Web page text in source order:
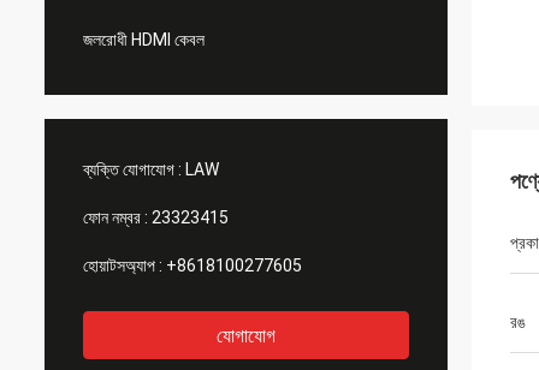
জলরোধী HDMI কেবল
ব্যক্তি যোগাযোগ : LAW
ফোন নম্বর : 23323415
হোয়াটসঅ্যাপ : +8618100277605
যোগাযোগ
রঙ